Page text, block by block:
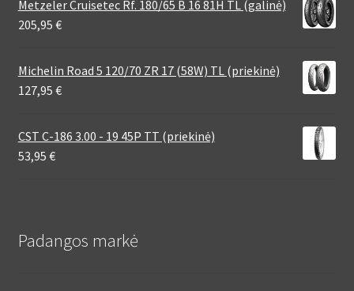
Metzeler Cruisetec Rf. 180/65 B 16 81H TL (galinė)
205,95 €
Michelin Road 5 120/70 ZR 17 (58W) TL (priekinė)
127,95 €
CST C-186 3.00 - 19 45P TT (priekinė)
53,95 €
Padangos markė